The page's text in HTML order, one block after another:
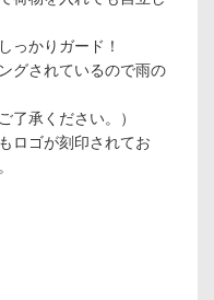
っかりガード！
グされているので雨の
了承ください。）
ロゴが刻印されてお